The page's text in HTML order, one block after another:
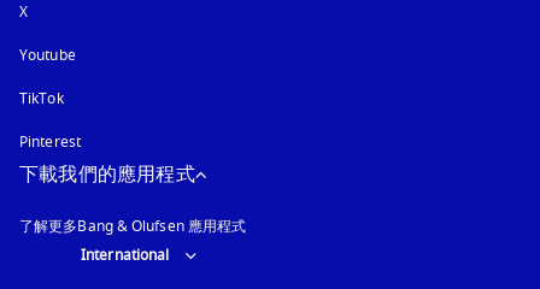
X
Youtube以新標籤頁開啟
TikTok
Pinterest
下載我們的應用程式
了解更多Bang & Olufsen 應用程式
Select country and language
International